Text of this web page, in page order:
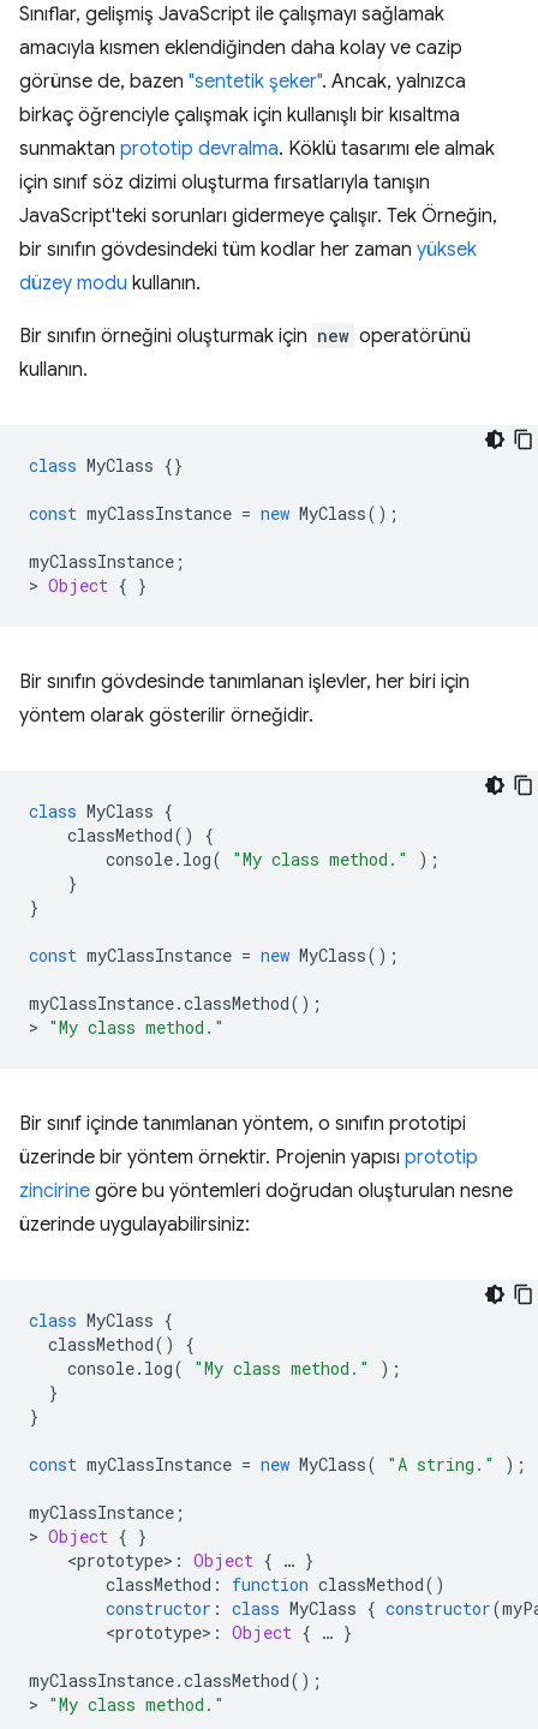
Sınıflar, gelişmiş JavaScript ile çalışmayı sağlamak
amacıyla kısmen eklendiğinden daha kolay ve cazip
görünse de, bazen "sentetik şeker". Ancak, yalnızca
birkaç öğrenciyle çalışmak için kullanışlı bir kısaltma
sunmaktan prototip devralma. Köklü tasarımı ele almak
için sınıf söz dizimi oluşturma fırsatlarıyla tanışın
JavaScript'teki sorunları gidermeye çalışır. Tek Örneğin,
bir sınıfın gövdesindeki tüm kodlar her zaman yüksek
düzey modu kullanın.
Bir sınıfın örneğini oluşturmak için new operatörünü
kullanın.
class MyClass {}
const myClassInstance = new MyClass();
myClassInstance ;
> Object { }
Bir sınıfın gövdesinde tanımlanan işlevler, her biri için
yöntem olarak gösterilir örneğidir.
class MyClass {
classMethod()
{
console. log( "My class method."
);
}
}
const myClassInstance = new MyClass();
myClassInstance.classMethod();
> "My class method."
Bir sınıf içinde tanımlanan yöntem, o sınıfın prototipi
üzerinde bir yöntem örnektir. Projenin yapısı prototip
zincirine göre bu yöntemleri doğrudan oluşturulan nesne
üzerinde uygulayabilirsiniz:
class MyClass {
classMethod()
{
console. log( "My class method."
);
}
}
const myClassInstance = new MyClass( "A string." );
myClassInstance ;
> Object { }
<prototype> : Object { … }
classMethod : function classMethod()
constructor : class MyClass { constructor(
<prototype> : Object { … }
myClassInstance.classMethod();
> "My class method."